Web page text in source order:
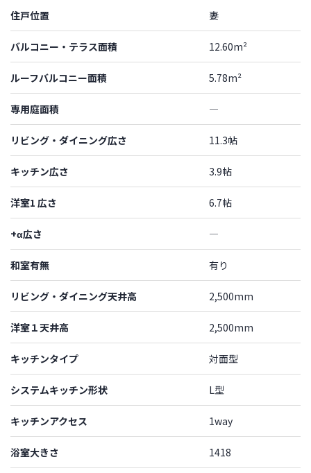
住戸位置 妻
バルコニー・テラス面積 12.60m²
ルーフバルコニー面積 5.78m²
専用庭面積 ―
リビング・ダイニング広さ 11.3帖
キッチン広さ 3.9帖
洋室1 広さ 6.7帖
+α広さ ―
和室有無 有り
リビング・ダイニング天井高 2,500mm
洋室１天井高 2,500mm
キッチンタイプ 対面型
システムキッチン形状 L型
キッチンアクセス 1way
浴室大きさ 1418